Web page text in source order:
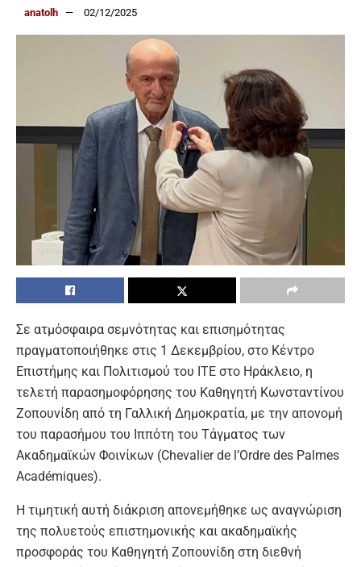
anatolh 02/12/2025
Σε ατμόσφαιρα σεμνότητας και επισημότητας
πραγματοποιήθηκε στις 1 Δεκεμβρίου, στο Κέντρο
Επιστήμης και Πολιτισμού του ΙΤΕ στο Ηράκλειο, η
τελετή παρασημοφόρησης του Καθηγητή Κωνσταντίνου
Ζοπουνίδη από τη Γαλλική Δημοκρατία, με την απονομή
του παρασήμου του Ιππότη του Τάγματος των
Ακαδημαϊκών Φοινίκων (Chevalier de l’Ordre des Palmes
Académiques).
Η τιμητική αυτή διάκριση απονεμήθηκε ως αναγνώριση
της πολυετούς επιστημονικής και ακαδημαϊκής
προσφοράς του Καθηγητή Ζοπουνίδη στη διεθνή